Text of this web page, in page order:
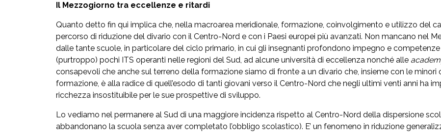
Il Mezzogiorno tra eccellenze e ritardi
Quanto detto fin qui implica che, nella macroarea meridionale, formazione, coinvolgimento e utilizzo del
percorso di riduzione del divario con il Centro-Nord e con i Paesi europei più avanzati. Non mancano nel
dalle tante scuole, in particolare del ciclo primario, in cui gli insegnanti profondono impegno e
(purtroppo) pochi ITS operanti nelle regioni del Sud, ad alcune università di eccellenza nonché alle
consapevoli che anche sul terreno della formazione siamo di fronte a un divario che, insieme con le
formazione, è alla radice di quell’esodo di tanti giovani verso il Centro-Nord che negli ultimi venti anni ha
ricchezza insostituibile per le sue prospettive di sviluppo.
Lo vediamo nel permanere al Sud di una maggiore incidenza rispetto al Centro-Nord della dispersione
abbandonano la scuola senza aver completato l’obbligo scolastico). E’ un fenomeno in riduzione